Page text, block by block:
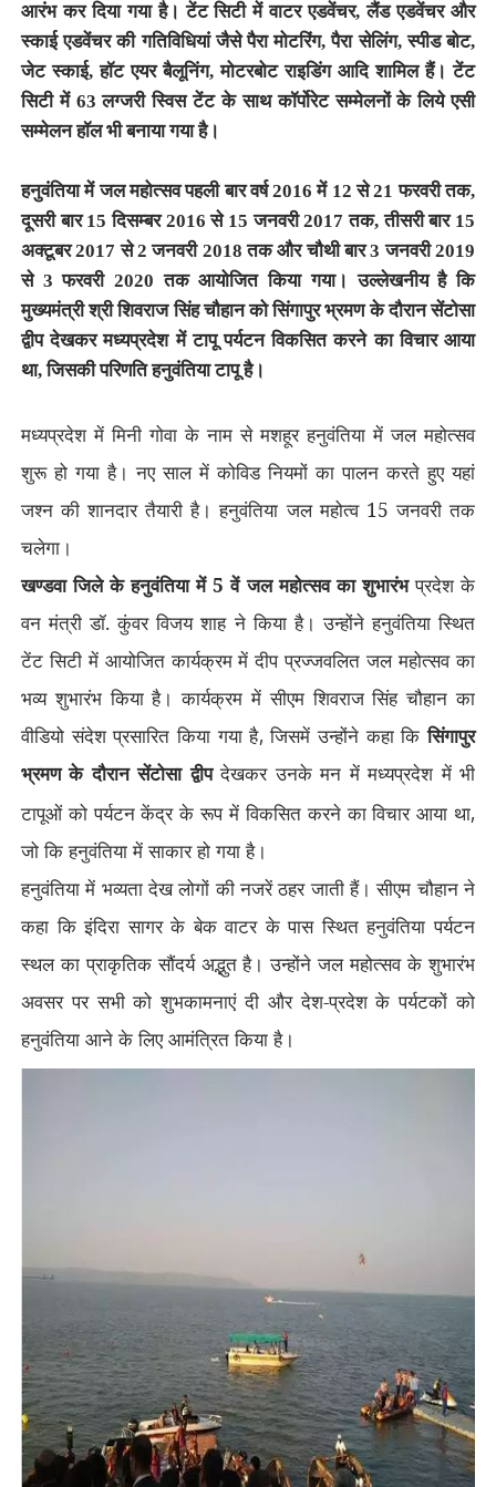
आरंभ कर दिया गया है। टेंट सिटी में वाटर एडवेंचर, लैंड एडवेंचर और
स्काई एडवेंचर की गतिविधियां जैसे पैरा मोटरिंग, पैरा सेलिंग, स्पीड बोट,
जेट स्काई, हॉट एयर बैलूनिंग, मोटरबोट राइडिंग आदि शामिल हैं। टेंट
सिटी में 63 लग्जरी स्विस टेंट के साथ कॉर्पोरेट सम्मेलनों के लिये एसी
सम्मेलन हॉल भी बनाया गया है।
हनुवंतिया में जल महोत्सव पहली बार वर्ष 2016 में 12 से 21 फरवरी तक,
दूसरी बार 15 दिसम्बर 2016 से 15 जनवरी 2017 तक, तीसरी बार 15
अक्टूबर 2017 से 2 जनवरी 2018 तक और चौथी बार 3 जनवरी 2019
से 3 फरवरी 2020 तक आयोजित किया गया। उल्लेखनीय है कि
मुख्यमंत्री श्री शिवराज सिंह चौहान को सिंगापुर भ्रमण के दौरान सेंटोसा
द्वीप देखकर मध्यप्रदेश में टापू पर्यटन विकसित करने का विचार आया
था, जिसकी परिणति हनुवंतिया टापू है।
मध्यप्रदेश में मिनी गोवा के नाम से मशहूर हनुवंतिया में जल महोत्सव
शुरू हो गया है। नए साल में कोविड नियमों का पालन करते हुए यहां
जश्न की शानदार तैयारी है। हनुवंतिया जल महोत्व 15 जनवरी तक
चलेगा।
खण्डवा जिले के हनुवंतिया में 5 वें जल महोत्सव का शुभारंभप्रदेश के
वन मंत्री डॉ. कुंवर विजय शाह ने किया है। उन्होंने हनुवंतिया स्थित
टेंट सिटी में आयोजित कार्यक्रम में दीप प्रज्जवलित जल महोत्सव का
भव्य शुभारंभ किया है। कार्यक्रम में सीएम शिवराज सिंह चौहान का
वीडियो संदेश प्रसारित किया गया है,जिसमें उन्होंने कहा किसिंगापुर
भ्रमण के दौरान सेंटोसा द्वीपदेखकर उनके मन मेंमध्यप्रदेशमें भी
टापूओं को पर्यटन केंद्र के रूप में विकसित करने का विचार आया था,
जो कि हनुवंतिया में साकार हो गया है।
हनुवंतिया में भव्यता देख लोगों की नजरें ठहर जाती हैं। सीएम चौहान ने
कहा कि इंदिरा सागर के बेक वाटर के पास स्थित हनुवंतिया पर्यटन
स्थल का प्राकृतिक सौंदर्य अद्भुत है। उन्होंने जल महोत्सव के शुभारंभ
अवसर पर सभी को शुभकामनाएं दी और देश-प्रदेश के पर्यटकों को
हनुवंतिया आने के लिए आमंत्रित किया है।